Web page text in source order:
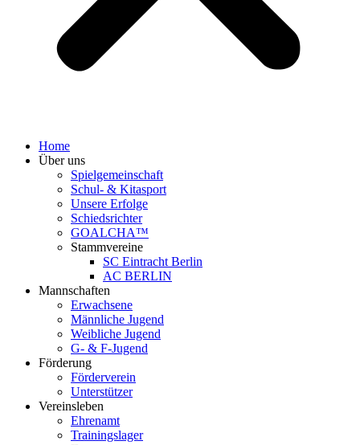
Home
Über uns
Spielgemeinschaft
Schul- & Kitasport
Unsere Erfolge
Schiedsrichter
GOALCHA™
Stammvereine
SC Eintracht Berlin
AC BERLIN
Mannschaften
Erwachsene
Männliche Jugend
Weibliche Jugend
G- & F‑Jugend
Förderung
Förderverein
Unterstützer
Vereinsleben
Ehrenamt
Trainingslager